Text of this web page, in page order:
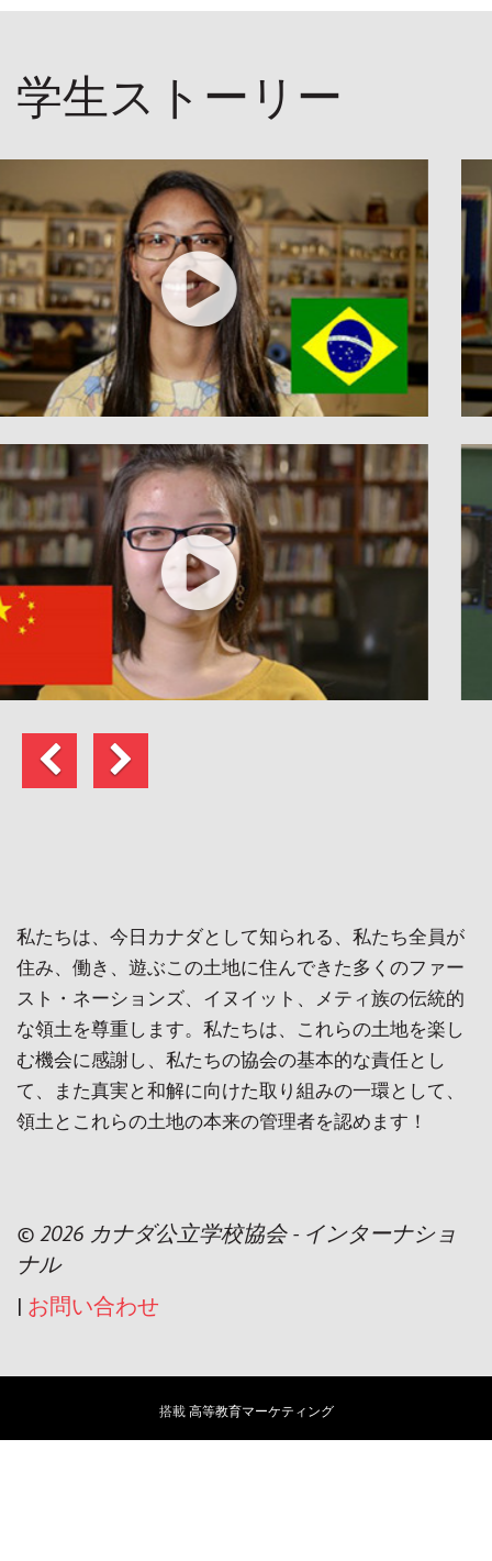
学生ストーリー
前
へ
次
の
私たちは、今日カナダとして知られる、私たち全員が
住み、働き、遊ぶこの土地に住んできた多くのファー
スト・ネーションズ、イヌイット、メティ族の伝統的
な領土を尊重します。私たちは、これらの土地を楽し
む機会に感謝し、私たちの協会の基本的な責任とし
て、また真実と和解に向けた取り組みの一環として、
領土とこれらの土地の本来の管理者を認めます！
© 2026 カナダ公立学校協会 - インターナショ
ナル
| お問い合わせ
搭載 高等教育マーケティング